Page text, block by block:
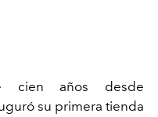
cien años desde
su primera tienda